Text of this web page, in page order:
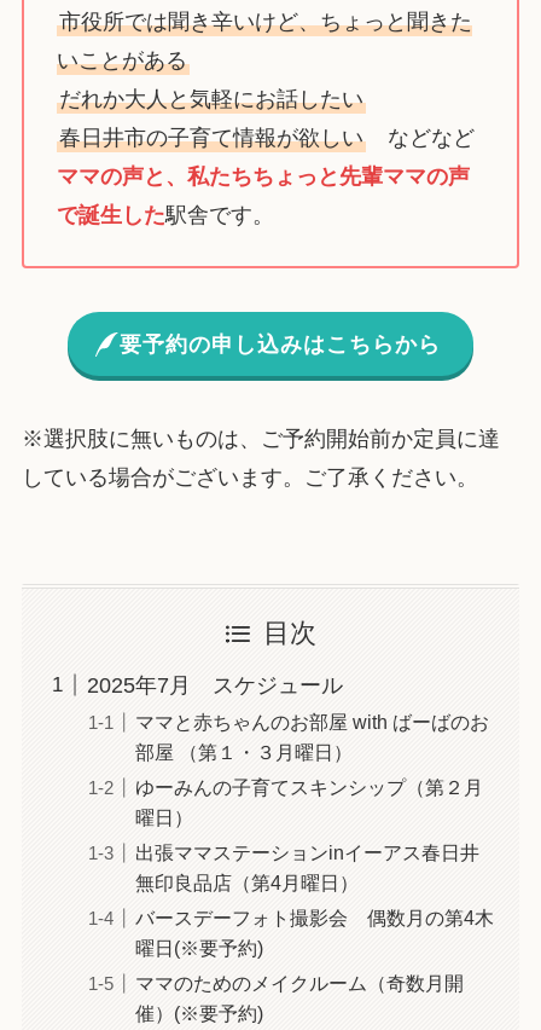
市役所では聞き辛いけど、ちょっと聞きた
いことがある
だれか大人と気軽にお話したい
春日井市の子育て情報が欲しいなどなど
ママの声と、私たちちょっと先輩ママの声
で誕生した駅舎です。
要予約の申し込みはこちらから
※選択肢に無いものは、ご予約開始前か定員に達
している場合がございます。ご了承ください。
目次
2025年7月 スケジュール
ママと赤ちゃんのお部屋 with ばーばのお
部屋 （第１・３月曜日）
ゆーみんの子育てスキンシップ（第２月
曜日）
出張ママステーションinイーアス春日井
無印良品店（第4月曜日）
バースデーフォト撮影会 偶数月の第4木
曜日(※要予約)
ママのためのメイクルーム（奇数月開
催）(※要予約)